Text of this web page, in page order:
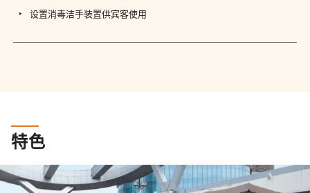
设置消毒洁手装置供宾客使用
特色